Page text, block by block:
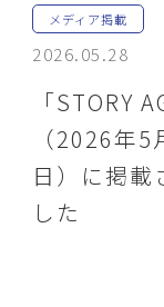
メディア掲載
2026.05.28
「STORY
（2026年5
日）に掲載
した